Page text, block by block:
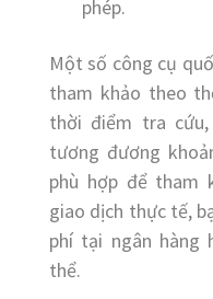
phép.
Một số công cụ
tham khảo theo
thời điểm tra cứu,
tương đương
phù hợp để tham
giao dịch thực tế,
phí tại ngân hàng
thể.